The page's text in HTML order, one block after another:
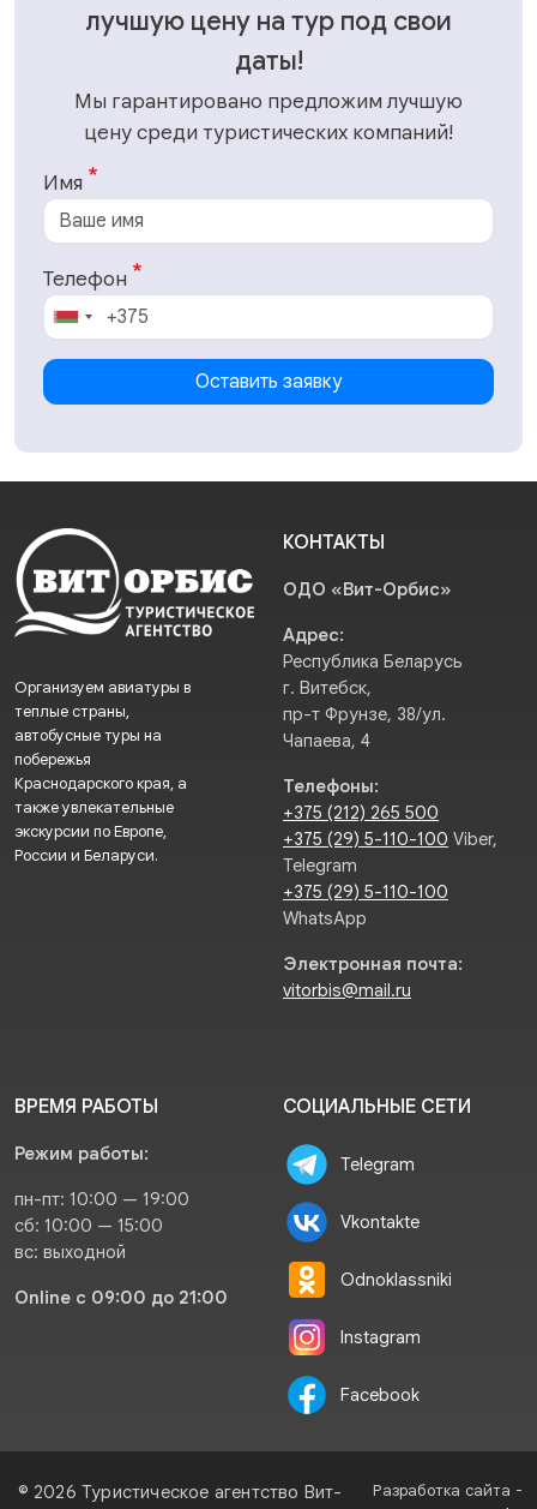
лучшую цену на тур под свои
даты!
Мы гарантировано предложим лучшую
цену среди туристических компаний!
Имя
Телефон
Оставить заявку
Организуем авиатуры в
теплые страны,
автобусные туры на
побережья
Краснодарского края, а
также увлекательные
экскурсии по Европе,
России и Беларуси.
КОНТАКТЫ
ОДО «Вит-Орбис»
Адрес:
Республика Беларусь
г. Витебск,
пр-т Фрунзе, 38/ул.
Чапаева, 4
Телефоны:
+375 (212) 265 500
+375 (29) 5-110-100 Viber,
Telegram
+375 (29) 5-110-100
WhatsApp
Электронная почта:
vitorbis@mail.ru
ВРЕМЯ РАБОТЫ
Режим работы:
пн-пт: 10:00 — 19:00
сб: 10:00 — 15:00
вс: выходной
Online с 09:00 до 21:00
СОЦИАЛЬНЫЕ СЕТИ
Telegram
Vkontakte
Odnoklassniki
Instagram
Facebook
© 2026 Туристическое агентство Вит-
Разработка сайта -